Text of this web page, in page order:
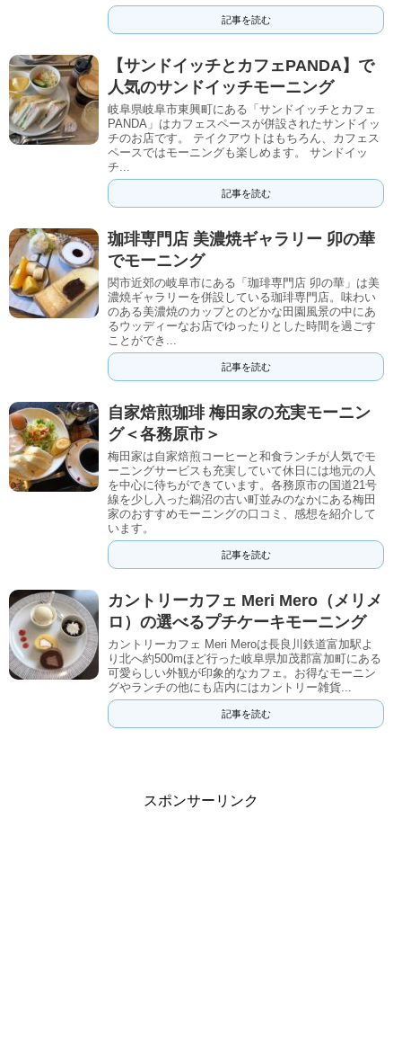
記事を読む
【サンドイッチとカフェPANDA】で
人気のサンドイッチモーニング
岐阜県岐阜市東興町にある「サンドイッチとカフェ
PANDA」はカフェスペースが併設されたサンドイッ
チのお店です。 テイクアウトはもちろん、カフェス
ペースではモーニングも楽しめます。 サンドイッ
チ...
記事を読む
珈琲専門店 美濃焼ギャラリー 卯の華
でモーニング
関市近郊の岐阜市にある「珈琲専門店 卯の華」は美
濃焼ギャラリーを併設している珈琲専門店。味わい
のある美濃焼のカップとのどかな田園風景の中にあ
るウッディーなお店でゆったりとした時間を過ごす
ことができ...
記事を読む
自家焙煎珈琲 梅田家の充実モーニン
グ＜各務原市＞
梅田家は自家焙煎コーヒーと和食ランチが人気でモ
ーニングサービスも充実していて休日には地元の人
を中心に待ちができています。各務原市の国道21号
線を少し入った鵜沼の古い町並みのなかにある梅田
家のおすすめモーニングの口コミ、感想を紹介して
います。
記事を読む
カントリーカフェ Meri Mero（メリメ
ロ）の選べるプチケーキモーニング
カントリーカフェ Meri Meroは長良川鉄道富加駅よ
り北へ約500mほど行った岐阜県加茂郡富加町にある
可愛らしい外観が印象的なカフェ。お得なモーニン
グやランチの他にも店内にはカントリー雑貨...
記事を読む
スポンサーリンク